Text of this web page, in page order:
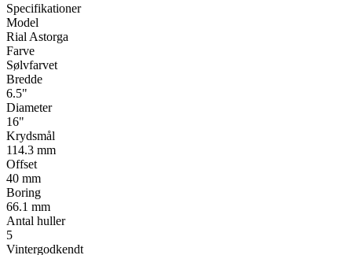
Specifikationer
Model
Rial Astorga
Farve
Sølvfarvet
Bredde
6.5"
Diameter
16"
Krydsmål
114.3 mm
Offset
40 mm
Boring
66.1 mm
Antal huller
5
Vintergodkendt